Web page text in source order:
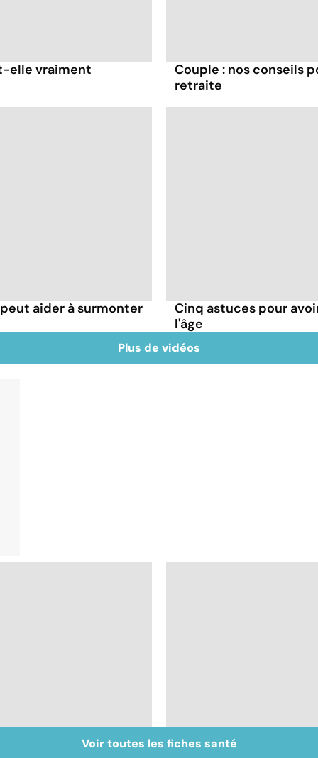
elle vraiment
Couple : nos conseils
retraite
aider à surmonter
Cinq astuces pour
l'âge
Plus de vidéos
Vivre après un
Centenaires, des
Voir toutes les fiches santé